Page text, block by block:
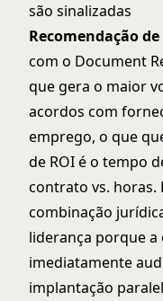
são sinalizadas
Recomendação
com o Document
que gera o maior
acordos com
emprego, o que
de ROI é o tempo
contrato vs. horas.
combinação
liderança porque
imediatamente
implantação